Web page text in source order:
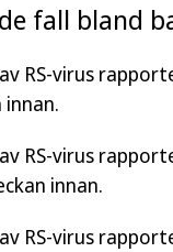
fall bland
RS-virus
innan.
RS-virus
innan.
RS-virus